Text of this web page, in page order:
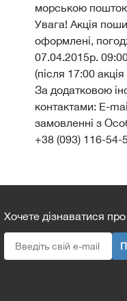
морською
Увага! Акція
оформлені,
07.04.2015р.
(після 17:00
За додатковою
контактами: E-
замовленні з
+38 (093) 116-54-
Хочете дізнаватися